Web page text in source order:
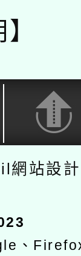
網站設
、